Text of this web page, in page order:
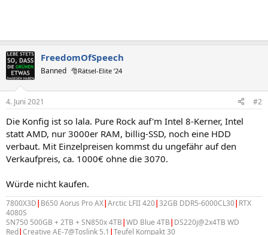
FreedomOfSpeech
Banned 🎅Rätsel-Elite ’24
4. Juni 2021 #2
Die Konfig ist so lala. Pure Rock auf'm Intel 8-Kerner, Intel
statt AMD, nur 3000er RAM, billig-SSD, noch eine HDD
verbaut. Mit Einzelpreisen kommst du ungefähr auf den
Verkaufpreis, ca. 1000€ ohne die 3070.
Würde nicht kaufen.
7800X3D| B650 Aorus Pro AX|Arctic LFII 420|32GB DDR5-6000CL30| RTX
4080S
SN750 500GB + 2TB + SN850x 4TB|WD Blue 4TB| DS220j@2x4TB WD
Red|Creative AE-7@Toslink 5.1 |Teufel Kompakt 30